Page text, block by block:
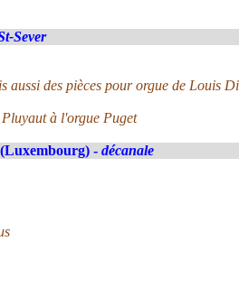
Sever
aussi des pièces pour orgue de Louis
à l'orgue Puget
- décanale